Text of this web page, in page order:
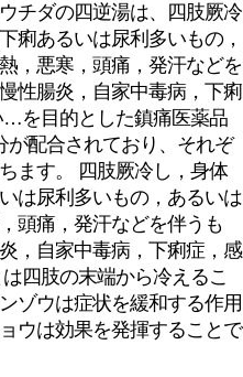
チダの四逆湯は、四肢厥冷
痢あるいは尿利多いもの，
，悪寒，頭痛，発汗などを
性腸炎，自家中毒病，下痢
を目的とした鎮痛医薬品
が配合されており、それぞ
ます。 四肢厥冷し，身体
は尿利多いもの，あるいは
頭痛，発汗などを伴うも
，自家中毒病，下痢症，感
四肢の末端から冷えるこ
ゾウは症状を緩和する作用
ウは効果を発揮することで